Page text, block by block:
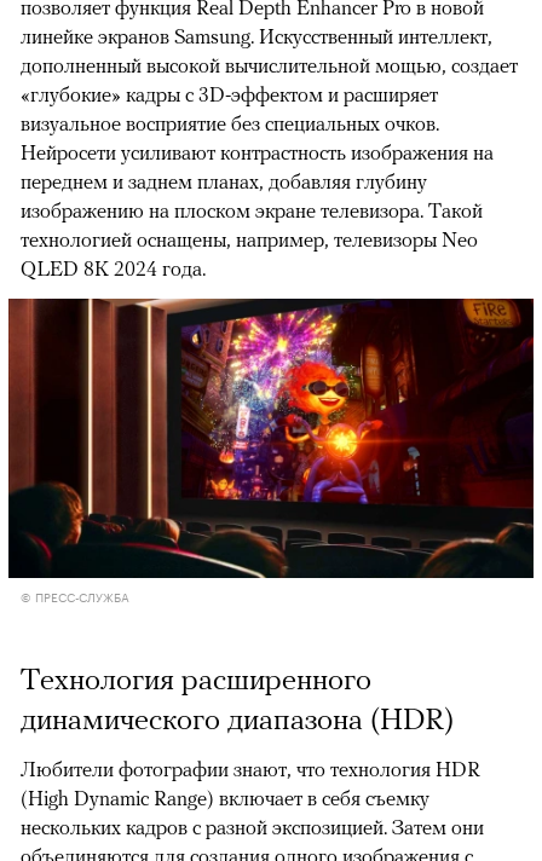
позволяет функция Real Depth Enhancer Pro в новой
линейке экранов Samsung. Искусственный интеллект,
дополненный высокой вычислительной мощью, создает
«глубокие» кадры с 3D-эффектом и расширяет
визуальное восприятие без специальных очков.
Нейросети усиливают контрастность изображения на
переднем и заднем планах, добавляя глубину
изображению на плоском экране телевизора. Такой
технологией оснащены, например, телевизоры Neo
QLED 8K 2024 года.
© ПРЕСС-СЛУЖБА
Технология расширенного
динамического диапазона (HDR)
Любители фотографии знают, что технология HDR
(High Dynamic Range) включает в себя съемку
нескольких кадров с разной экспозицией. Затем они